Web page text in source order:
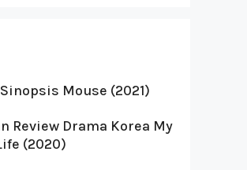
Mouse (2021)
Review Drama Korea My
(2020)